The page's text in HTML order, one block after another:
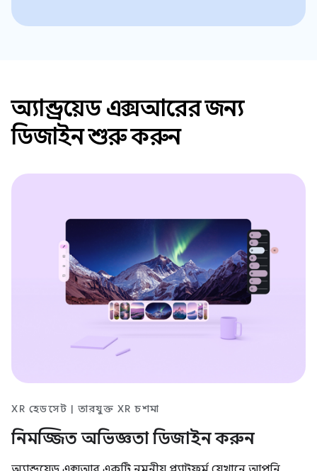
অ্যান্ড্রয়েড এক্সআরের জন্য
ডিজাইন শুরু করুন
XR হেডসেট | তারযুক্ত XR চশমা
নিমজ্জিত অভিজ্ঞতা ডিজাইন করুন